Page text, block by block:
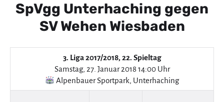
SpVgg Unterhaching gegen
SV Wehen Wiesbaden
3. Liga 2017/2018, 22. Spieltag
Samstag, 27. Januar 2018 14:00 Uhr
Alpenbauer Sportpark, Unterhaching